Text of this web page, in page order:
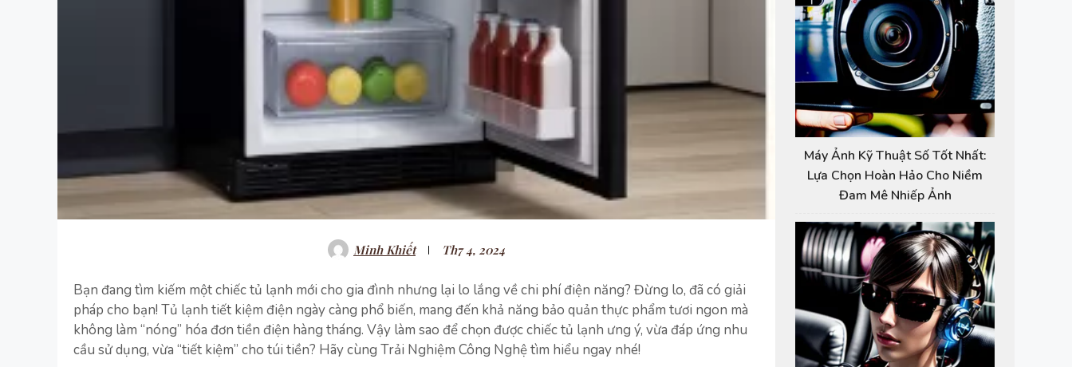
Minh Khiết Th7 4, 2024
Bạn đang tìm kiếm một chiếc tủ lạnh mới cho gia đình nhưng lại lo lắng về chi phí điện năng? Đừng lo, đã có giải
pháp cho bạn! Tủ lạnh tiết kiệm điện ngày càng phổ biến, mang đến khả năng bảo quản thực phẩm tươi ngon mà
không làm “nóng” hóa đơn tiền điện hàng tháng. Vậy làm sao để chọn được chiếc tủ lạnh ưng ý, vừa đáp ứng nhu
cầu sử dụng, vừa “tiết kiệm” cho túi tiền? Hãy cùng Trải Nghiệm Công Nghệ tìm hiểu ngay nhé!
Máy Ảnh Kỹ Thuật Số Tốt Nhất:
Lựa Chọn Hoàn Hảo Cho Niềm
Đam Mê Nhiếp Ảnh